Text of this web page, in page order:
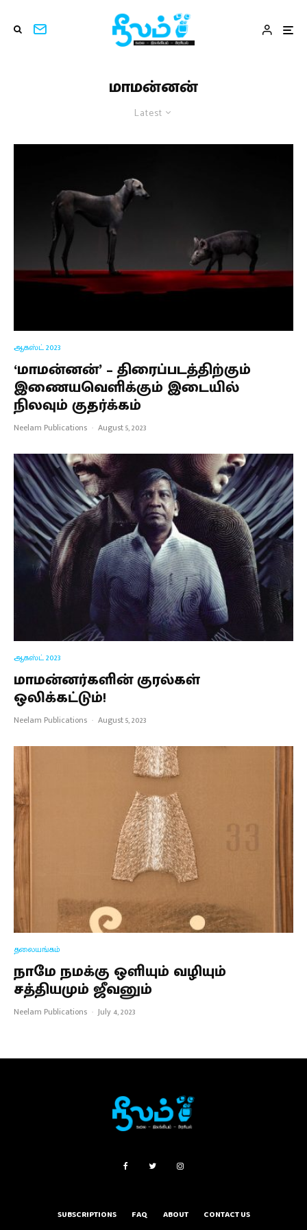
மாமன்னன்
Latest
ஆகஸ்ட் 2023
‘மாமன்னன்’ – திரைப்படத்திற்கும்
இணையவெளிக்கும் இடையில்
நிலவும் குதர்க்கம்
Neelam Publications · August 5, 2023
ஆகஸ்ட் 2023
மாமன்னர்களின் குரல்கள்
ஒலிக்கட்டும்!
Neelam Publications · August 5, 2023
தலையங்கம்
நாமே நமக்கு ஒளியும் வழியும்
சத்தியமும் ஜீவனும்
Neelam Publications · July 4, 2023
SUBSCRIPTIONS FAQ ABOUT CONTACT US